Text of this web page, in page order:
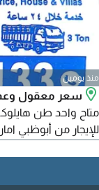
منذ يومين
سعر معقول
للإيجار من أبوظبي